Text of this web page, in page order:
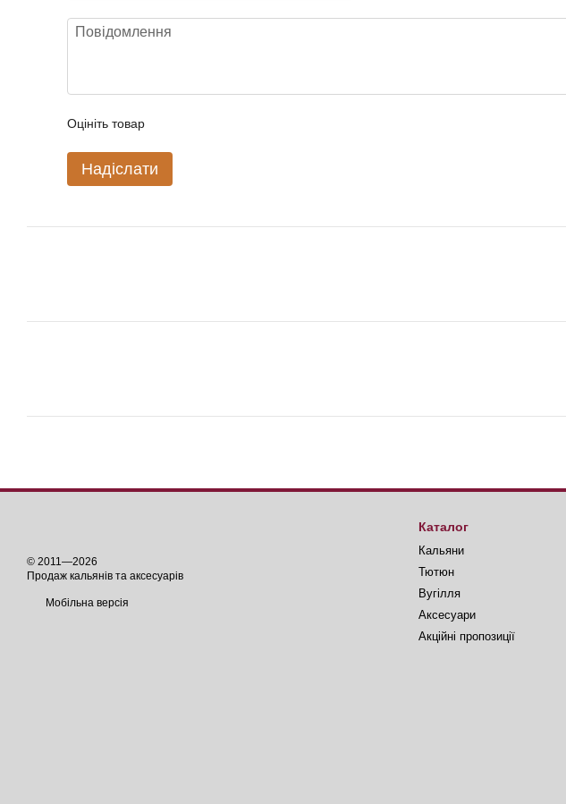
Оцініть товар
Надіслати
© 2011—2026
Продаж кальянів та аксесуарів
Мобільна версія
Каталог
Кальяни
Тютюн
Вугілля
Аксесуари
Акційні пропозиції